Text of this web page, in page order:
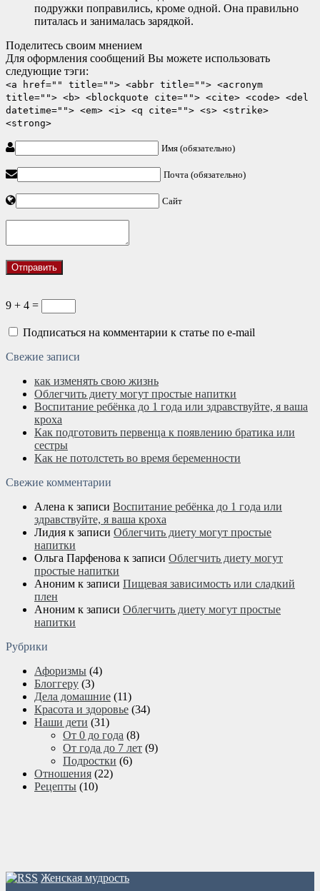
подружки поправились, кроме одной. Она правильно
питалась и занималась зарядкой.
Поделитесь своим мнением
Для оформления сообщений Вы можете использовать
следующие тэги:
<a href="" title=""> <abbr title=""> <acronym
title=""> <b> <blockquote cite=""> <cite> <code> <del
datetime=""> <em> <i> <q cite=""> <s> <strike>
<strong>
Имя (обязательно)
Почта (обязательно)
Сайт
9 + 4 =
Подписаться на комментарии к статье по e-mail
Свежие записи
как изменять свою жизнь
Облегчить диету могут простые напитки
Воспитание ребёнка до 1 года или здравствуйте, я ваша
кроха
Как подготовить первенца к появлению братика или
сестры
Как не потолстеть во время беременности
Свежие комментарии
Алена к записи Воспитание ребёнка до 1 года или
здравствуйте, я ваша кроха
Лидия к записи Облегчить диету могут простые
напитки
Ольга Парфенова к записи Облегчить диету могут
простые напитки
Аноним к записи Пищевая зависимость или сладкий
плен
Аноним к записи Облегчить диету могут простые
напитки
Рубрики
Афоризмы (4)
Блоггеру (3)
Дела домашние (11)
Красота и здоровье (34)
Наши дети (31)
От 0 до года (8)
От года до 7 лет (9)
Подростки (6)
Отношения (22)
Рецепты (10)
Женская мудрость